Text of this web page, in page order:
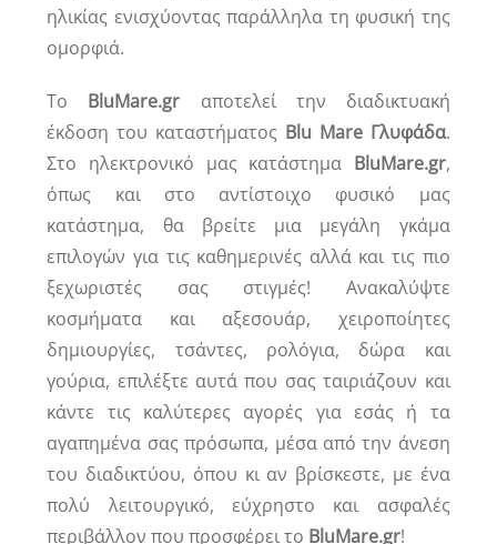
ηλικίας ενισχύοντας παράλληλα τη φυσική της
ομορφιά.
Το BluMare.gr αποτελεί την διαδικτυακή
έκδοση του καταστήματος Blu Mare Γλυφάδα.
Στο ηλεκτρονικό μας κατάστημα BluMare.gr,
όπως και στο αντίστοιχο φυσικό μας
κατάστημα, θα βρείτε μια μεγάλη γκάμα
επιλογών για τις καθημερινές αλλά και τις πιο
ξεχωριστές σας στιγμές! Ανακαλύψτε
κοσμήματα και αξεσουάρ, χειροποίητες
δημιουργίες, τσάντες, ρολόγια, δώρα και
γούρια, επιλέξτε αυτά που σας ταιριάζουν και
κάντε τις καλύτερες αγορές για εσάς ή τα
αγαπημένα σας πρόσωπα, μέσα από την άνεση
του διαδικτύου, όπου κι αν βρίσκεστε, με ένα
πολύ λειτουργικό, εύχρηστο και ασφαλές
περιβάλλον που προσφέρει το BluMare.gr!